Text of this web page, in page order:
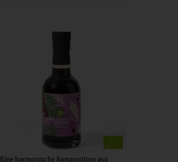
Eine harmonische Komposition aus